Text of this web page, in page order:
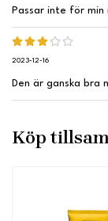
Passar inte för min
2023-12-16
Den är ganska bra
Köp